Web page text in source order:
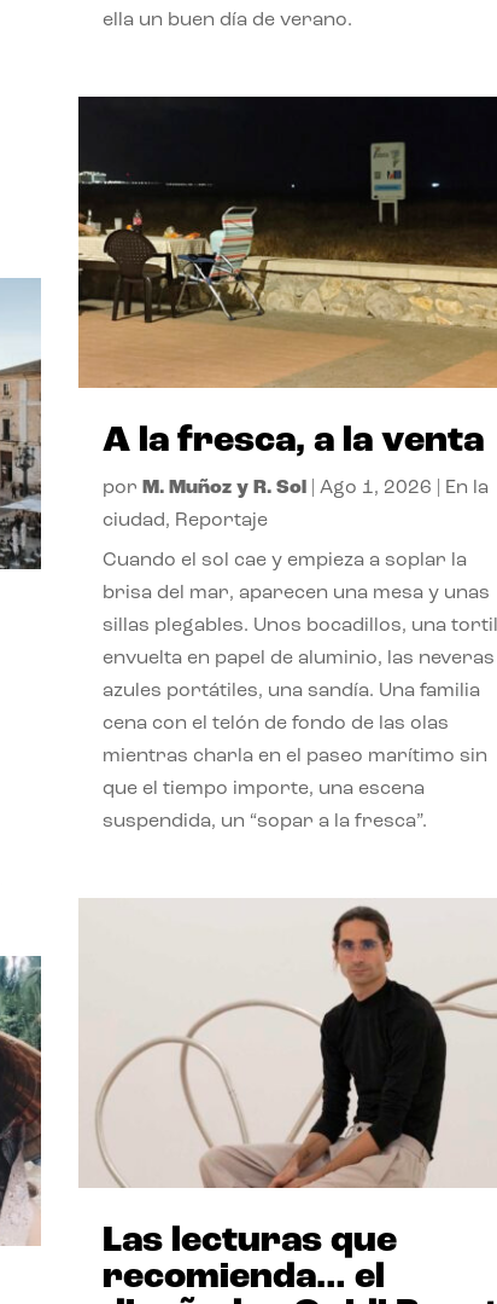
ella un buen día de verano.
A la fresca, a la venta
por M. Muñoz y R. Sol Ago 1, 2026
En la
ciudad, Reportaje
Cuando el sol cae y empieza a soplar la
brisa del mar, aparecen una mesa y unas
sillas plegables. Unos bocadillos, una
envuelta en papel de aluminio, las neveras
azules portátiles, una sandía. Una familia
cena con el telón de fondo de las olas
mientras charla en el paseo marítimo sin
que el tiempo importe, una escena
suspendida, un “sopar a la fresca”.
Las lecturas que
recomienda… el